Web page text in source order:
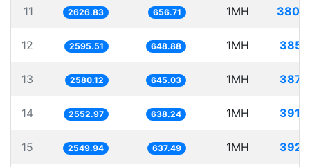
11 2626.83 656.71 1MH
12 2595.51 648.88 1MH
13 2580.12 645.03 1MH
14 2552.97 638.24 1MH
15 2549.94 637.49 1MH